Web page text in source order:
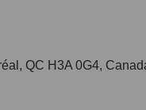
QC H3A 0G4,